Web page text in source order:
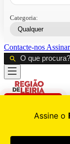
Categoria:
Contacte-nos Assinar